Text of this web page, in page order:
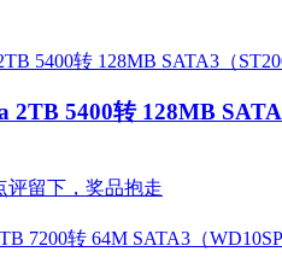
2TB 5400转 128MB
评留下，奖品抱走